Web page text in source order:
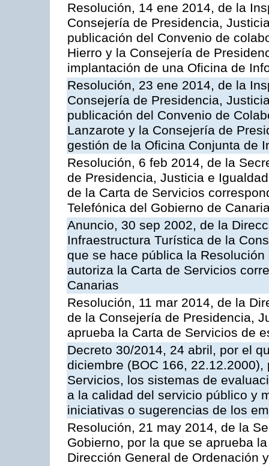
Resolución, 14 ene 2014, de la
Consejería de Presidencia,
publicación del Convenio de
Hierro y la Consejería de
implantación de una Oficina de
Resolución, 23 ene 2014, de la
Consejería de Presidencia,
publicación del Convenio de
Lanzarote y la Consejería de
gestión de la Oficina Conjunta de
Resolución, 6 feb 2014, de la
de Presidencia, Justicia e
de la Carta de Servicios
Telefónica del Gobierno de
Anuncio, 30 sep 2002, de la
Infraestructura Turística de la
que se hace pública la
autoriza la Carta de Servicios
Canarias
Resolución, 11 mar 2014, de la
de la Consejería de Presidencia,
aprueba la Carta de Servicios de
Decreto 30/2014, 24 abril, por el
diciembre (BOC 166,
Servicios, los sistemas de
a la calidad del servicio público y
iniciativas o sugerencias de los
Resolución, 21 may 2014, de la
Gobierno, por la que se aprueba
Dirección General de Ordenación